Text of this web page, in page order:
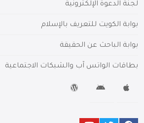
لجنة الدعوة الإلكترونية
بوابة الكويت للتعريف بالإسلام
بوابة الباحث عن الحقيقة
بطاقات الواتس آب والشبكات الاجتماعية